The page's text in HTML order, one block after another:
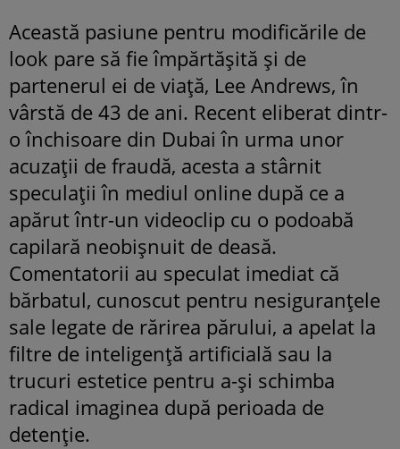
Această pasiune pentru modificările de
look pare să fie împărtășită și de
partenerul ei de viață, Lee Andrews, în
vârstă de 43 de ani. Recent eliberat dintr-
o închisoare din Dubai în urma unor
acuzații de fraudă, acesta a stârnit
speculații în mediul online după ce a
apărut într-un videoclip cu o podoabă
capilară neobișnuit de deasă.
Comentatorii au speculat imediat că
bărbatul, cunoscut pentru nesiguranțele
sale legate de rărirea părului, a apelat la
filtre de inteligență artificială sau la
trucuri estetice pentru a-și schimba
radical imaginea după perioada de
detenție.